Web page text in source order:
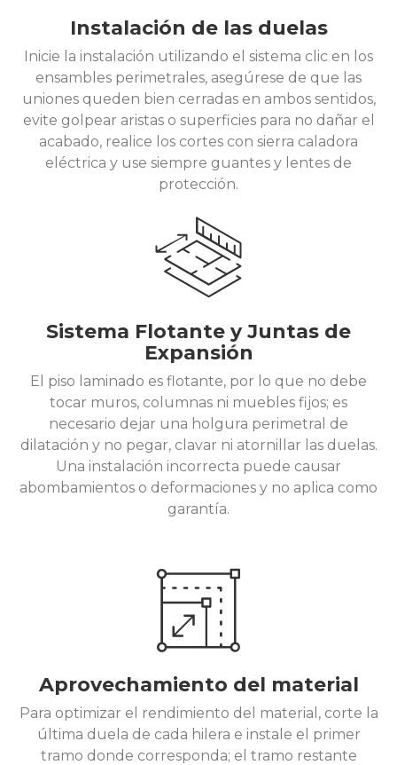
Instalación de las duelas
Inicie la instalación utilizando el sistema clic en los
ensambles perimetrales, asegúrese de que las
uniones queden bien cerradas en ambos sentidos,
evite golpear aristas o superficies para no dañar el
acabado, realice los cortes con sierra caladora
eléctrica y use siempre guantes y lentes de
protección.
Sistema Flotante y Juntas de
Expansión
El piso laminado es flotante, por lo que no debe
tocar muros, columnas ni muebles fijos; es
necesario dejar una holgura perimetral de
dilatación y no pegar, clavar ni atornillar las duelas.
Una instalación incorrecta puede causar
abombamientos o deformaciones y no aplica como
garantía.
Aprovechamiento del material
Para optimizar el rendimiento del material, corte la
última duela de cada hilera e instale el primer
tramo donde corresponda; el tramo restante